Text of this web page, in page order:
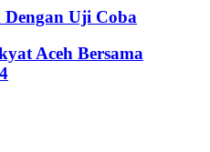
Uji Coba
Aceh Bersama